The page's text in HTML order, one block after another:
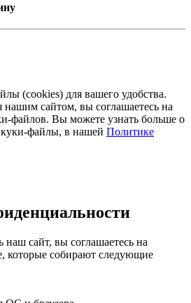
(cookies) для вашего удобства.
нашим сайтом, вы соглашаетесь на
файлов. Вы можете узнать больше о
файлы, в нашей Политике
наш сайт, вы соглашаетесь на
которые собирают следующие